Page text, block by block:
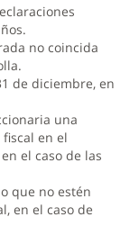
no coincida
de diciembre, en
una
en el
el caso de las
que no estén
en el caso de